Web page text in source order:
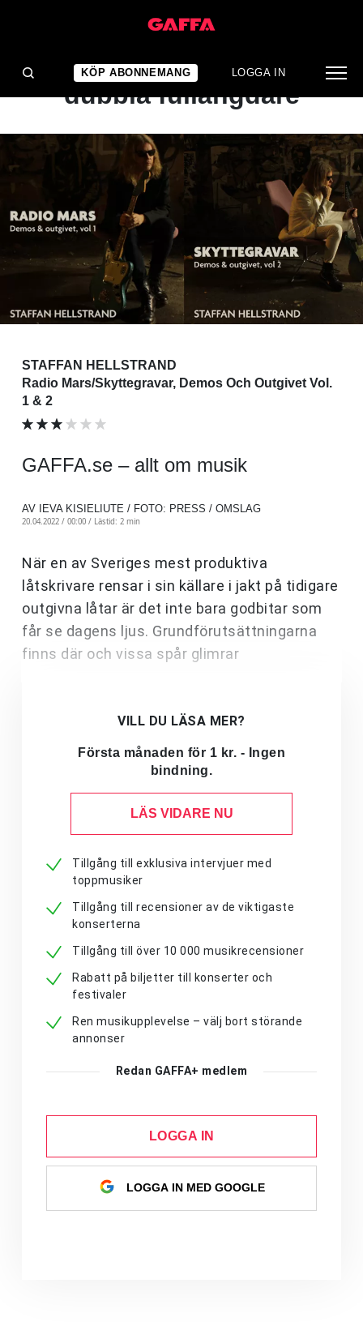
KÖP ABONNEMANG LOGGA IN
KONSERTRECENSION
För få guldkorn för
dubbla fullängdare
STAFFAN HELLSTRAND
Radio Mars/Skyttegravar, Demos Och Outgivet Vol.
1 & 2
GAFFA.se – allt om musik
AV IEVA KISIELIUTE / FOTO: PRESS / OMSLAG
20.04.2022 / 00:00 / Lästid: 2 min
När en av Sveriges mest produktiva
låtskrivare rensar i sin källare i jakt på tidigare
outgivna låtar är det inte bara godbitar som
får se dagens ljus. Grundförutsättningarna
finns där och vissa spår glimrar
VILL DU LÄSA MER?
Första månaden för 1 kr. - Ingen
bindning.
LÄS VIDARE NU
Tillgång till exklusiva intervjuer med
toppmusiker
Tillgång till recensioner av de viktigaste
konserterna
Tillgång till över 10 000 musikrecensioner
Rabatt på biljetter till konserter och
festivaler
Ren musikupplevelse – välj bort störande
annonser
Redan GAFFA+ medlem
LOGGA IN
LOGGA IN MED GOOGLE